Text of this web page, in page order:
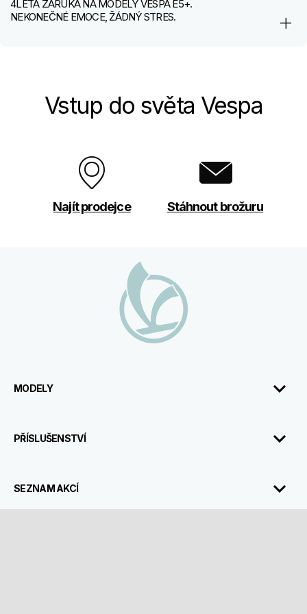
4LETÁ ZÁRUKA NA MODELY VESPA E5+.
NEKONEČNÉ EMOCE, ŽÁDNÝ STRES.
Vstup do světa Vespa
Najít prodejce Stáhnout brožuru
MODELY
PŘÍSLUŠENSTVÍ
SEZNAM AKCÍ